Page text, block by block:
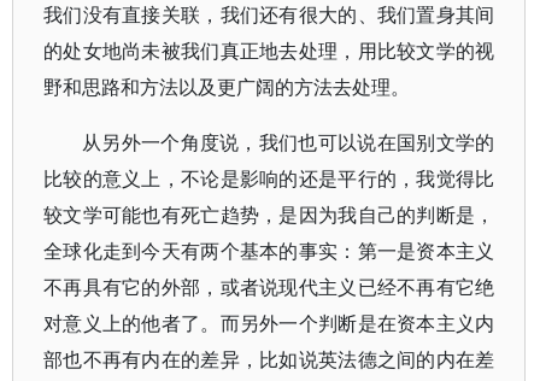
我们没有直接关联，我们还有很大的、我们置身其间
的处女地尚未被我们真正地去处理，用比较文学的视
野和思路和方法以及更广阔的方法去处理。
从另外一个角度说，我们也可以说在国别文学的
比较的意义上，不论是影响的还是平行的，我觉得比
较文学可能也有死亡趋势，是因为我自己的判断是，
全球化走到今天有两个基本的事实：第一是资本主义
不再具有它的外部，或者说现代主义已经不再有它绝
对意义上的他者了。而另外一个判断是在资本主义内
部也不再有内在的差异，比如说英法德之间的内在差